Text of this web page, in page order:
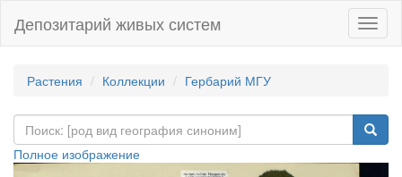
Депозитарий живых систем
Растения Коллекции Гербарий МГУ
Полное изображение